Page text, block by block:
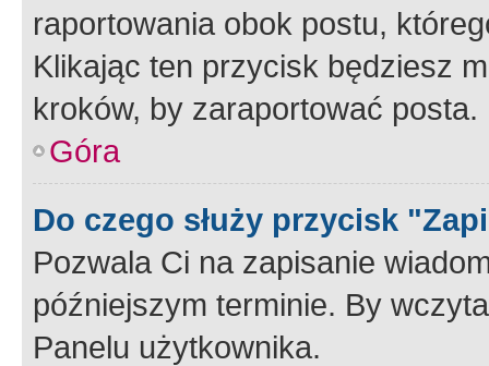
raportowania obok postu,
Klikając ten przycisk będziesz
kroków, by zaraportować posta.
Góra
Do czego służy przycisk
Pozwala Ci na zapisanie
późniejszym terminie. By
Panelu użytkownika.